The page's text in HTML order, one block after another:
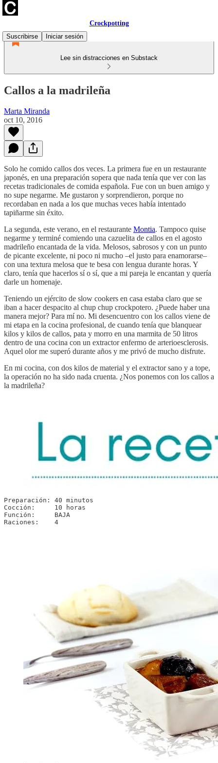
Crockpotting
Suscribirse
Iniciar sesión
Lee sin distracciones en Substack
Callos a la madrileña
Marta Miranda
oct 10, 2016
Solo he comido callos dos veces. La primera fue en un restaurante
japonés, en una preparación sopera que nada tenía que ver con las
recetas tradicionales de comida española. Fue con un buen amigo y
no supe negarme. Me gustaron y sorprendieron, porque no
recordaban en nada a los que muchas veces había intentado
tapiñarme sin éxito.
La segunda, este verano, en el restaurante Montia. Tampoco quise
negarme y terminé comiendo una cazuelita de callos en el agosto
madrileño encantada de la vida. Melosos, sabrosos y con un punto
de picante excelente, ni poco ni mucho –el justo para enamorarse–
con una textura melosa que te besa con lengua durante horas. Y
claro, tenía que hacerlos sí o sí, que a mi pareja le encantan y quería
darle un homenaje.
Teniendo un ejército de slow cookers en casa estaba claro que se
iban a hacer despacito al chup chup crockpotero. ¿Puede haber una
manera mejor? Para mí no. Mi desencuentro con los callos viene de
mi etapa en la cocina profesional, de cuando tenía que blanquear
kilos y kilos de callos, pata y morro en una marmita de 50 litros
dentro de una cocina con un extractor enfermo de arterioesclerosis.
Aquel olor me superó durante años y me privó de mucho disfrute.
En mi cocina, con dos kilos de material y el extractor sano y a tope,
la operación no ha sido nada cruenta. ¿Nos ponemos con los callos a
la madrileña?
Preparación: 40 minutos
Cocción:     10 horas
Función:     BAJA
Raciones:    4